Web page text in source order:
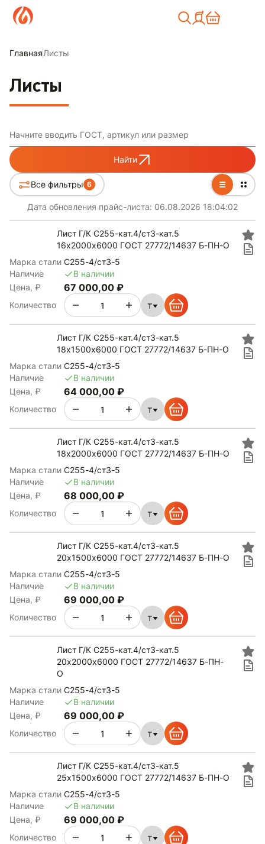
ГлавнаяЛисты
Листы
Начните вводить ГОСТ, артикул или размер
Найти
Все фильтры 6
Дата обновления прайс-листа: 06.08.2026 18:04:02
Лист Г/К С255-кат.4/ст3-кат.5
16х2000х6000 ГОСТ 27772/14637 Б-ПН-О
Марка стали С255-4/ст3-5
Наличие
В наличии
Цена, ₽
67 000,00 ₽
Количество т
Лист Г/К С255-кат.4/ст3-кат.5
18х1500х6000 ГОСТ 27772/14637 Б-ПН-О
Марка стали С255-4/ст3-5
Наличие
В наличии
Цена, ₽
64 000,00 ₽
Количество т
Лист Г/К С255-кат.4/ст3-кат.5
18х2000х6000 ГОСТ 27772/14637 Б-ПН-О
Марка стали С255-4/ст3-5
Наличие
В наличии
Цена, ₽
68 000,00 ₽
Количество т
Лист Г/К С255-кат.4/ст3-кат.5
20х1500х6000 ГОСТ 27772/14637 Б-ПН-О
Марка стали С255-4/ст3-5
Наличие
В наличии
Цена, ₽
69 000,00 ₽
Количество т
Лист Г/К С255-кат.4/ст3-кат.5
20х2000х6000 ГОСТ 27772/14637 Б-ПН-
О
Марка стали С255-4/ст3-5
Наличие
В наличии
Цена, ₽
69 000,00 ₽
Количество т
Лист Г/К С255-кат.4/ст3-кат.5
25х1500х6000 ГОСТ 27772/14637 Б-ПН-О
Марка стали С255-4/ст3-5
Наличие
В наличии
Цена, ₽
69 000,00 ₽
Количество т